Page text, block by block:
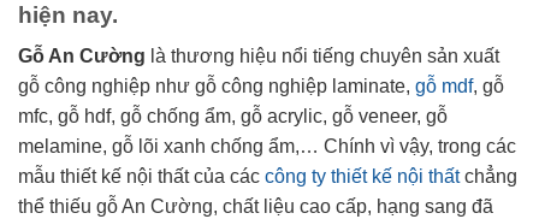
hiện nay.
Gỗ An Cường là thương hiệu nổi tiếng chuyên sản xuất
gỗ công nghiệp như gỗ công nghiệp laminate, gỗ mdf, gỗ
mfc, gỗ hdf, gỗ chống ẩm, gỗ acrylic, gỗ veneer, gỗ
melamine, gỗ lõi xanh chống ẩm,… Chính vì vậy, trong các
mẫu thiết kế nội thất của các công ty thiết kế nội thấtchẳng
thể thiếu gỗ An Cường, chất liệu cao cấp, hạng sang đã